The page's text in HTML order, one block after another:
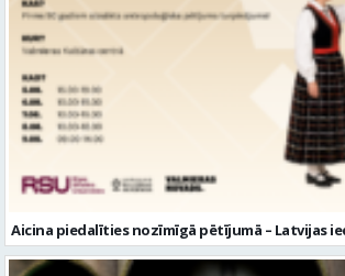
Aicina piedalīties nozīmīgā pētījumā – Latvijas